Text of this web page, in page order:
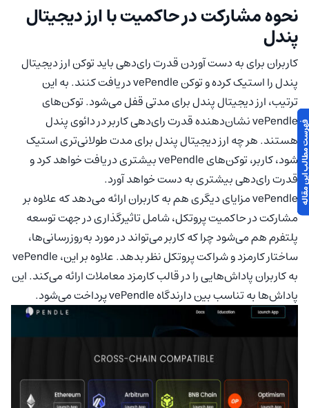
نحوه مشارکت در حاکمیت با ارز دیجیتال
پندل
کاربران برای به دست آوردن قدرت رای‌دهی باید توکن ارز دیجیتال
پندل را استیک کرده و توکن vePendle دریافت کنند. به این
ترتیب، ارز دیجیتال پندل برای مدتی قفل می‌شود. توکن‌های
vePendle نشان‌دهنده قدرت رای‌دهی کاربر در دائوی پندل
هستند. هر چه ارز دیجیتال پندل برای مدت طولانی‌تری استیک
شود، کاربر، توکن‌های vePendle بیشتری دریافت خواهد کرد و
قدرت رای‌دهی بیشتری به دست خواهد آورد.
vePendle مزایای دیگری هم به کاربران ارائه می‌دهد که علاوه بر
مشارکت در حاکمیت پروتکل، شامل تاثیرگذاری در جهت توسعه
پلتفرم هم می‌شود چرا که کاربر می‌تواند در مورد به‌روزرسانی‌ها،
ساختار کارمزد و شراکت پروتکل نظر بدهد. علاوه بر این، vePendle
به کاربران پاداش‌هایی را در قالب کارمزد معاملات ارائه می‌کند. این
پاداش‌ها به تناسب بین دارندگاه vePendle پرداخت می‌شود.
مقاله